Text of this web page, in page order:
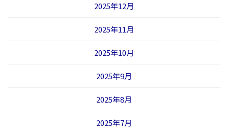
2025年12月
2025年11月
2025年10月
2025年9月
2025年8月
2025年7月